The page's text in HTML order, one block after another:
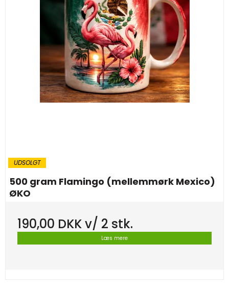
UDSOLGT
500 gram Flamingo (mellemmørk Mexico)
ØKO
190,00 DKKv/ 2 stk.
Læs mere